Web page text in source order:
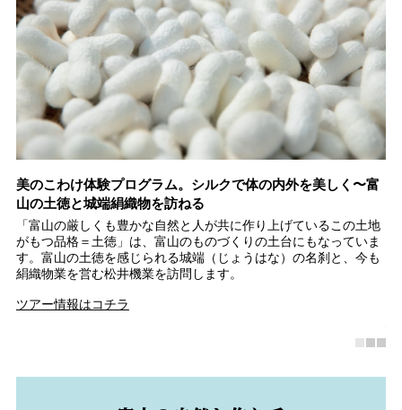
美のこわけ体験プログラム。シルクで体の内外を美しく〜富
山の土徳と城端絹織物を訪ねる
「富山の厳しくも豊かな自然と人が共に作り上げているこの土地
がもつ品格＝土徳」は、富山のものづくりの土台にもなっていま
す。富山の土徳を感じられる城端（じょうはな）の名刹と、今も
絹織物業を営む松井機業を訪問します。
ツアー情報はコチラ